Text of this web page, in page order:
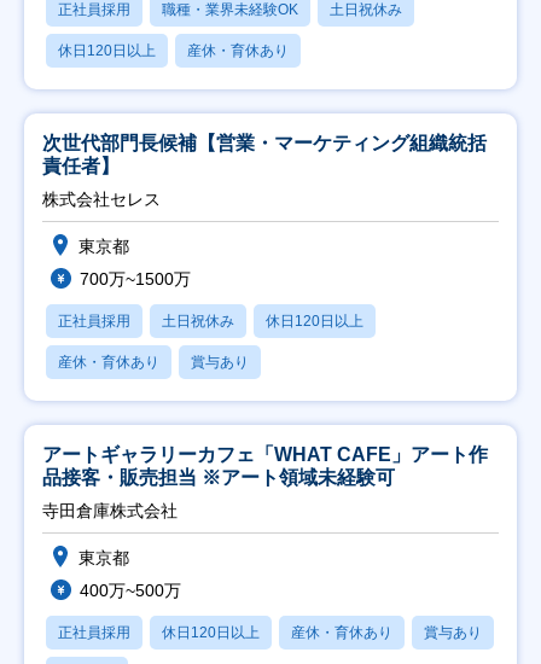
正社員採用 職種・業界未経験OK 土日祝休み
休日120日以上 産休・育休あり
次世代部門長候補【営業・マーケティング組織統括
責任者】
株式会社セレス
東京都
700万~1500万
正社員採用 土日祝休み 休日120日以上
産休・育休あり 賞与あり
アートギャラリーカフェ「WHAT CAFE」アート作
品接客・販売担当 ※アート領域未経験可
寺田倉庫株式会社
東京都
400万~500万
正社員採用 休日120日以上 産休・育休あり 賞与あり